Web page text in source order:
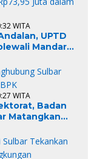
WITA
UPTD
Mandar
WITA
Badan
Matangkan